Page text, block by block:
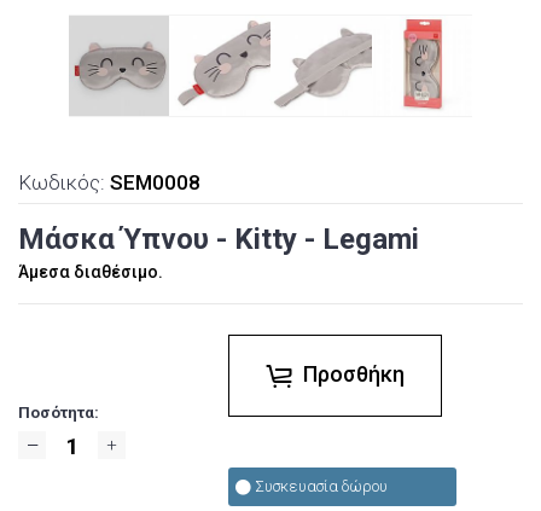
Κωδικός: SEM0008
Μάσκα Ύπνου - Kitty - Legami
Άμεσα διαθέσιμο.
Ποσότητα:
Προσθήκη
Συσκευασία δώρου